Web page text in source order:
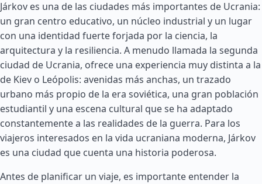
Járkov es una de las ciudades más importantes de Ucrania:
un gran centro educativo, un núcleo industrial y un lugar
con una identidad fuerte forjada por la ciencia, la
arquitectura y la resiliencia. A menudo llamada la segunda
ciudad de Ucrania, ofrece una experiencia muy distinta a la
de Kiev o Leópolis: avenidas más anchas, un trazado
urbano más propio de la era soviética, una gran población
estudiantil y una escena cultural que se ha adaptado
constantemente a las realidades de la guerra. Para los
viajeros interesados en la vida ucraniana moderna, Járkov
es una ciudad que cuenta una historia poderosa.
Antes de planificar un viaje, es importante entender la